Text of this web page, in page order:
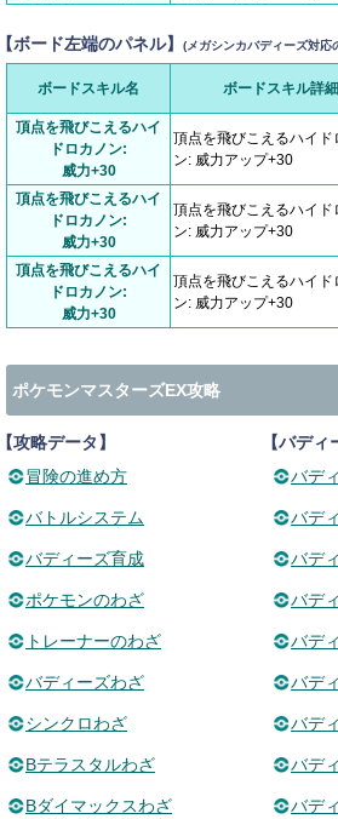
ボード左端のパネル】 (メガシンカバディーズ対応
ボードスキル名 ボードスキル詳細
頂点を飛びこえるハイ
ドロカノン:
威力+30
頂点を飛びこえるハイド
ン: 威力アップ+30
頂点を飛びこえるハイ
ドロカノン:
威力+30
頂点を飛びこえるハイド
ン: 威力アップ+30
頂点を飛びこえるハイ
ドロカノン:
威力+30
頂点を飛びこえるハイド
ン: 威力アップ+30
ポケモンマスターズEX攻略
攻略データ】
冒険の進め方
バトルシステム
バディーズ育成
ポケモンのわざ
トレーナーのわざ
バディーズわざ
シンクロわざ
Bテラスタルわざ
Bダイマックスわざ
【バディ
バデ
バデ
バデ
バデ
バデ
バデ
バデ
バデ
バデ